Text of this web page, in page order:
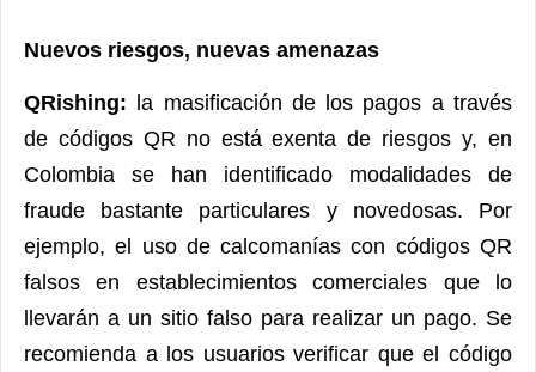
Nuevos riesgos, nuevas amenazas
QRishing: la masificación de los pagos a través
de códigos QR no está exenta de riesgos y, en
Colombia se han identificado modalidades de
fraude bastante particulares y novedosas. Por
ejemplo, el uso de calcomanías con códigos QR
falsos en establecimientos comerciales que lo
llevarán a un sitio falso para realizar un pago. Se
recomienda a los usuarios verificar que el código